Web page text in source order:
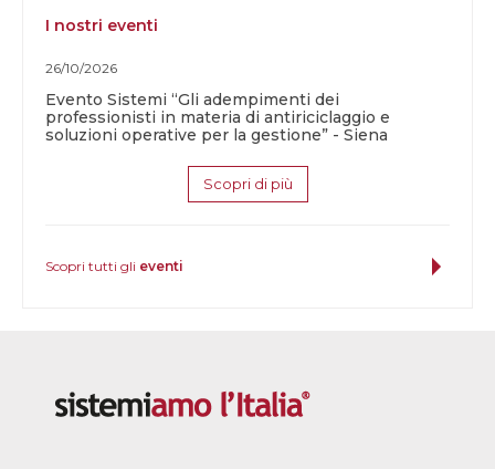
I nostri eventi
26/10/2026
Evento Sistemi “Gli adempimenti dei
professionisti in materia di antiriciclaggio e
soluzioni operative per la gestione” - Siena
Scopri di più
Scopri tutti gli eventi